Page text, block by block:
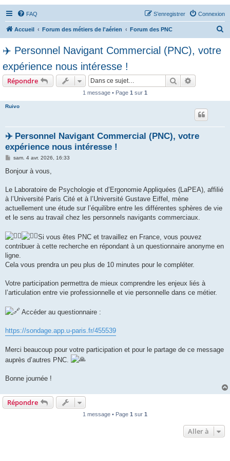
FAQ Connexion
S’enregistrer
Accueil Forum des métiers de l'aérien Forum des PNC
c
e
✈️ Personnel Navigant Commercial (PNC), votre
expérience nous intéresse !
Répondre Rechercher
1 message • Page 1 sur 1
Ruivo
✈️ Personnel Navigant Commercial (PNC), votre
expérience nous intéresse !
M
s
g
sam. 4 avr. 2026, 16:33
Bonjour à vous,
Le Laboratoire de Psychologie et d’Ergonomie Appliquées (LaPEA), affilié
à l’Université Paris Cité et à l’Université Gustave Eiffel, mène
actuellement une étude sur l’équilibre entre les différentes sphères de vie
et le sens au travail chez les personnels navigants commerciaux.
Si vous êtes PNC et travaillez en France, vous pouvez
contribuer à cette recherche en répondant à un questionnaire anonyme en
ligne.
Cela vous prendra un peu plus de 10 minutes pour le compléter.
Votre participation permettra de mieux comprendre les enjeux liés à
l’articulation entre vie professionnelle et vie personnelle dans ce métier.
Accéder au questionnaire :
https://sondage.app.u-paris.fr/455539
Merci beaucoup pour votre participation et pour le partage de ce message
auprès d’autres PNC.
Bonne journée !
Répondre
1 message • Page 1 sur 1
Aller à